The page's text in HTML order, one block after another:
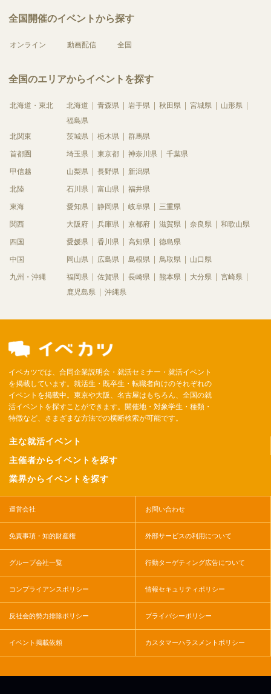
全国開催のイベントから探す
オンライン 動画配信 全国
全国のエリアからイベントを探す
北海道・東北 北海道 青森県 岩手県 秋田県 宮城県
山形県
福島県
北関東
茨城県 栃木県 群馬県
首都圏 埼玉県 東京都 神奈川県 千葉県
甲信越 山梨県 長野県 新潟県
北陸 石川県 富山県 福井県
東海 愛知県 静岡県 岐阜県 三重県
関西 大阪府 兵庫県 京都府 滋賀県 奈良県 和歌山県
四国 愛媛県 香川県 高知県 徳島県
中国 岡山県 広島県 島根県 鳥取県 山口県
九州・沖縄 福岡県 佐賀県 長崎県 熊本県 大分県
宮崎県
鹿児島県
沖縄県
イベカツでは、合同企業説明会・就活セミナー・就活イベント
を掲載しています。就活生・既卒生・転職者向けのそれぞれの
イベントを掲載中。東京や大阪、名古屋はもちろん、全国の就
活イベントを探すことができます。開催地・対象学生・種類・
特徴など、さまざまな方法での横断検索が可能です。
主な就活イベント
主催者からイベントを探す
業界からイベントを探す
運営会社 お問い合わせ
免責事項・知的財産権 外部サービスの利用について
グループ会社一覧 行動ターゲティング広告について
コンプライアンスポリシー 情報セキュリティポリシー
反社会的勢力排除ポリシー プライバシーポリシー
イベント掲載依頼 カスタマーハラスメントポリシー